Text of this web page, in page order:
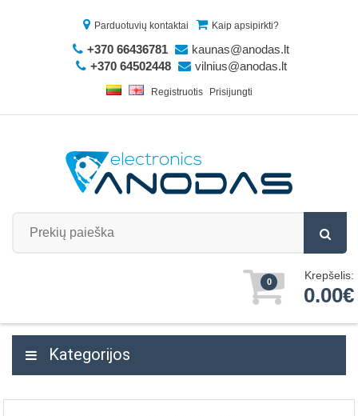
Parduotuvių kontaktai Kaip apsipirkti?
+370 66436781
kaunas@anodas.lt
+370 64502448
vilnius@anodas.lt
Registruotis Prisijungti
0 Krepšelis:
0.00€
Kategorijos